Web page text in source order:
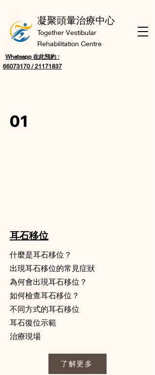
凝聚頭暈治療中心
Together Vestibular
Rehabilitation Centre
Whatsapp 在此預約 :
66073170 / 21171837
01
耳石移位
什麼是耳石移位？
出現耳石移位的常見症狀
為何會出現耳石移位？
如何檢查耳石移位？
不同方式的耳石移位
耳石復位示範
治療現場
了解更多